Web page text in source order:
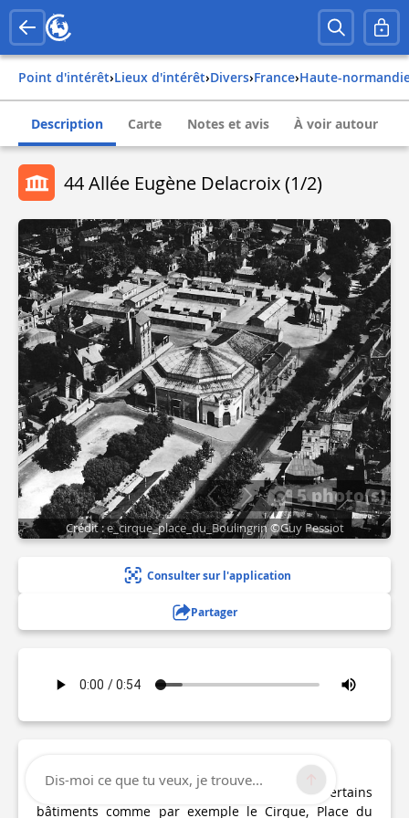
Point d'intérêt› Lieux d'intérêt› Divers› france› haute-
Description Carte Notes et avis À voir autour
44 Allée Eugène Delacroix (1/2)
5 photo(s)
Crédit : e_cirque_place_du_Boulingrin ©Guy Pessiot
Consulter sur l'application
Partager
Description
La ville continue de changer. Démolition de certains
bâtiments comme par exemple le Cirque, Place du
Dis-moi ce que tu veux, je trouve...